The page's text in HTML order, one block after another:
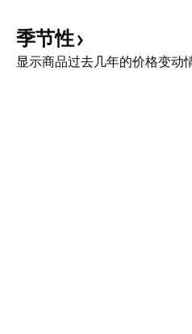
季节性
显示商品过去几年的价格变动